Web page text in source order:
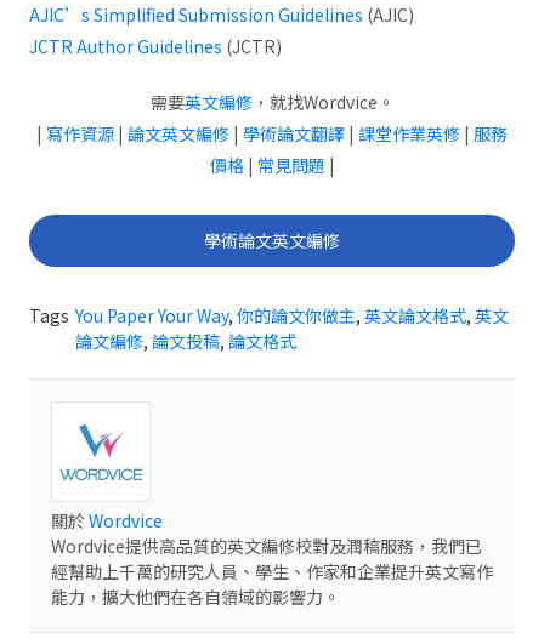
AJIC’s Simplified Submission Guidelines (AJIC)
JCTR Author Guidelines (JCTR)
需要英文編修，就找Wordvice。
| 寫作資源 | 論文英文編修 | 學術論文翻譯 | 課堂作業英修 | 服務
價格| 常見問題 |
學術論文英文編修
Tags You Paper Your Way, 你的論文你做主, 英文論文格式, 英文
論文編修, 論文投稿, 論文格式
關於Wordvice
Wordvice提供高品質的英文編修校對及潤稿服務，我們已
經幫助上千萬的研究人員、學生、作家和企業提升英文寫作
能力，擴大他們在各自領域的影響力。